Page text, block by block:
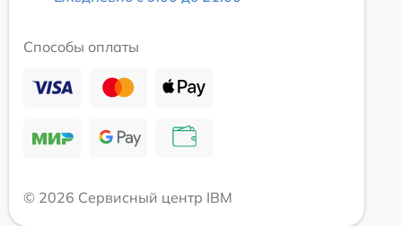
Способы оплаты
© 2026 Сервисный центр IBM